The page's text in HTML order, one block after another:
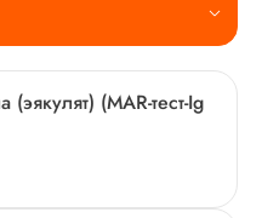
(MAR-тест-Ig